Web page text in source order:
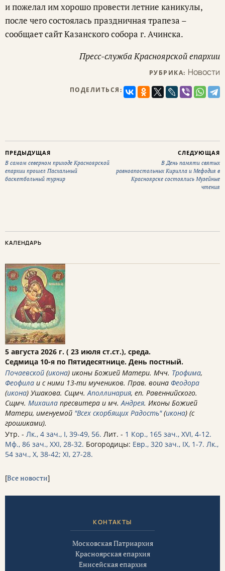
и пожелал им хорошо провести летние каникулы,
после чего состоялась праздничная трапеза –
сообщает сайт Казанского собора г. Ачинска.
Пресс-служба Красноярской епархии
РУБРИКА: Новости
ПОДЕЛИТЬСЯ:
ПРЕДЫДУЩАЯ
В самом северном приходе Красноярской
епархии прошел Пасхальный
баскетбольный турнир
СЛЕДУЮЩАЯ
В День памяти святых
равноапостольных Кирилла и Мефодия в
Красноярске состоялись Музейные
чтения
КАЛЕНДАРЬ
5 августа 2026 г. ( 23 июля ст.ст.), среда.
Седмица 10-я по Пятидесятнице. День постный.
Почаевской (икона) иконы Божией Матери. Мчч. Трофима,
Феофила и с ними 13-ти мучеников. Прав. воина Феодора
(икона) Ушакова. Сщмч.Аполлинария, еп. Равеннийского.
Сщмч. Михаила пресвитера и мч.Андрея. Иконы Божией
Матери, именуемой "Всех скорбящих Радость"(икона) (с
грошиками).
Утр. - Лк., 4 зач., I, 39-49, 56. Лит. - 1 Кор., 165 зач., XVI, 4-12.
Мф., 86 зач., XXI, 28-32. Богородицы: Евр., 320 зач., IX, 1-7. Лк.,
54 зач., X, 38-42; XI, 27-28.
[Все новости]
КОНТАКТЫ
Московская Патриархия
Красноярская епархия
Енисейская епархия